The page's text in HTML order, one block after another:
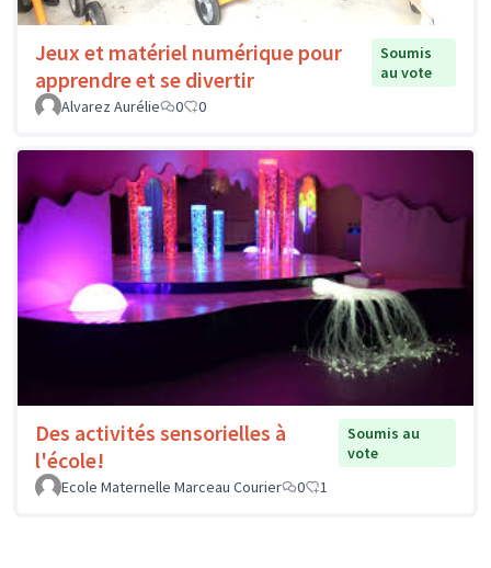
Jeux et matériel numérique pour
apprendre et se divertir
Soumis
au vote
Alvarez Aurélie
0 0
Des activités sensorielles à
l'école!
Soumis au
vote
Ecole Maternelle Marceau Courier
0 1